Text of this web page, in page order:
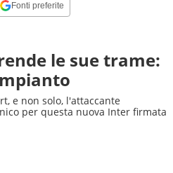
Fonti preferite
le sue trame:
e non solo, l'attaccante
per questa nuova Inter firmata